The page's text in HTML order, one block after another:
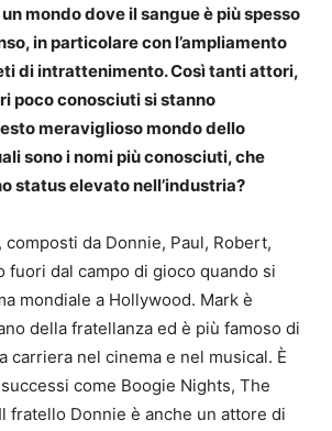
mondo dove il sangue è più spesso
in particolare con l’ampliamento
di intrattenimento. Così tanti attori,
poco conosciuti si stanno
meraviglioso mondo dello
sono i nomi più conosciuti, che
status elevato nell’industria?
composti da Donnie, Paul, Robert,
fuori dal campo di gioco quando si
mondiale a Hollywood. Mark è
della fratellanza ed è più famoso di
carriera nel cinema e nel musical. È
come Boogie Nights, The
fratello Donnie è anche un attore di